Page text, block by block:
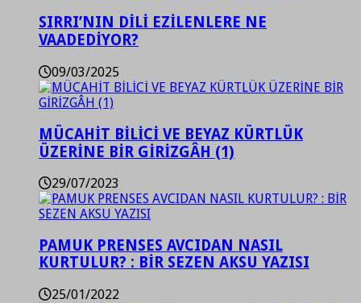
SIRRI’NIN DİLİ EZİLENLERE NE
VAADEDİYOR?
09/03/2025
MÜCAHİT BİLİCİ VE BEYAZ KÜRTLÜK
ÜZERİNE BİR GİRİZGÂH (1)
29/07/2023
PAMUK PRENSES AVCIDAN NASIL
KURTULUR? : BİR SEZEN AKSU YAZISI
25/01/2022